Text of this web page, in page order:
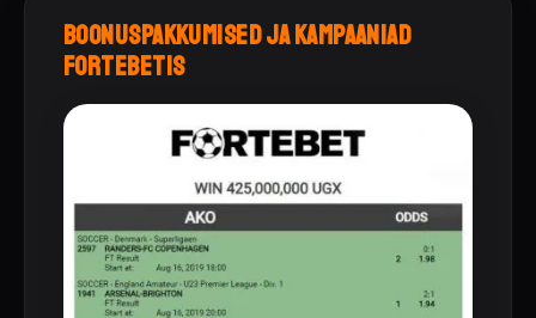
Boonuspakkumised ja kampaaniad
ForteBetis